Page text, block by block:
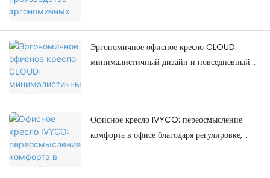
Эргономичное офисное кресло CLOUD:
минималистичный дизайн и повседневный
Офисное кресло IVYCO: переосмысление
комфорта в офисе благодаря регулировке,